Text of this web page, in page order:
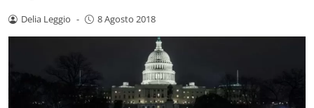
Delia Leggio - 8 Agosto 2018